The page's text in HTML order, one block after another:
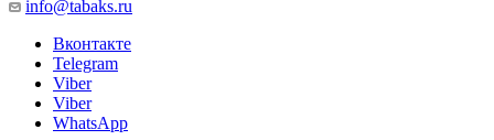
info@tabaks.ru
Вконтакте
Telegram
Viber
Viber
WhatsApp